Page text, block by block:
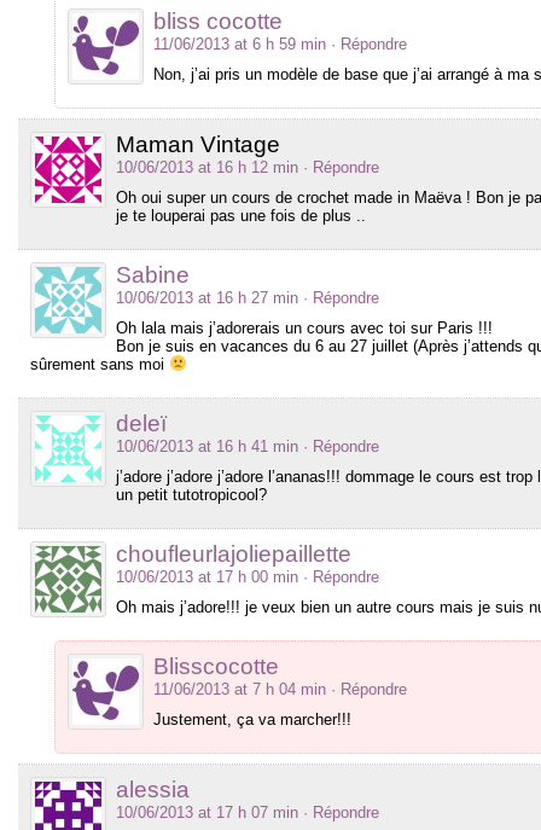
bliss cocotte
11/06/2013 at 6 h 59 min · Répondre
Non, j’ai pris un modèle de base que j’ai arrangé à ma
Maman Vintage
10/06/2013 at 16 h 12 min · Répondre
Oh oui super un cours de crochet made in Maëva ! Bon je
je te louperai pas une fois de plus ..
Sabine
10/06/2013 at 16 h 27 min · Répondre
Oh lala mais j’adorerais un cours avec toi sur Paris !!!
Bon je suis en vacances du 6 au 27 juillet (Après j’attends
sûrement sans moi
deleï
10/06/2013 at 16 h 41 min · Répondre
j’adore j’adore j’adore l’ananas!!! dommage le cours est
un petit tutotropicool?
choufleurlajoliepaillette
10/06/2013 at 17 h 00 min · Répondre
Oh mais j’adore!!! je veux bien un autre cours mais je suis
Blisscocotte
11/06/2013 at 7 h 04 min · Répondre
Justement, ça va marcher!!!
alessia
10/06/2013 at 17 h 07 min · Répondre